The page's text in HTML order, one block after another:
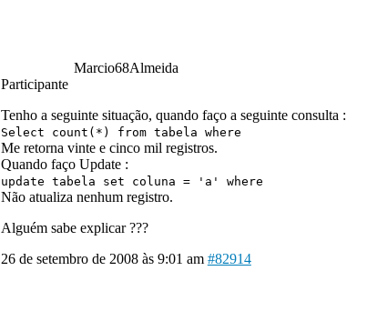
Marcio68Almeida
Participante
Tenho a seguinte situação, quando faço a seguinte consulta :
Select count(*) from tabela where
Me retorna vinte e cinco mil registros.
Quando faço Update :
update tabela set coluna = 'a' where
Não atualiza nenhum registro.
Alguém sabe explicar ???
26 de setembro de 2008 às 9:01 am #82914